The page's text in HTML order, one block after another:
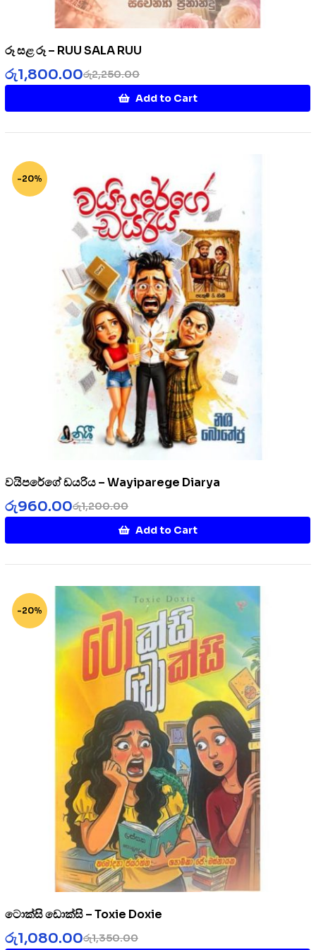
රූ සළ රූ – RUU SALA RUU
රු2,250.00
රු1,800.00
Add to Cart
-20%
වයිපරේගේ ඩයරිය – Wayiparege Diarya
රු1,200.00
රු960.00
Add to Cart
-20%
ටොක්සි ඩොක්සි – Toxie Doxie
රු1,350.00
රු1,080.00